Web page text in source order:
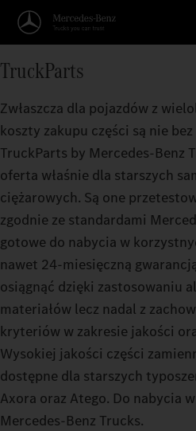
TruckParts
Zwłaszcza dla pojazdów z
koszty zakupu części są nie
TruckParts by Mercedes‑Benz
oferta właśnie dla starszych
ciężarowych. Są one
zgodnie ze standardami
gotowe do nabycia w
nawet 24-miesięczną
osiągnąć dzięki zastosowaniu
materiałów lecz nadal z
kryteriów w zakresie jakości
Wysokiej jakości części
dostępne dla starszych
Axora oraz Atego. Do nabycia
Mercedes-Benz Trucks.